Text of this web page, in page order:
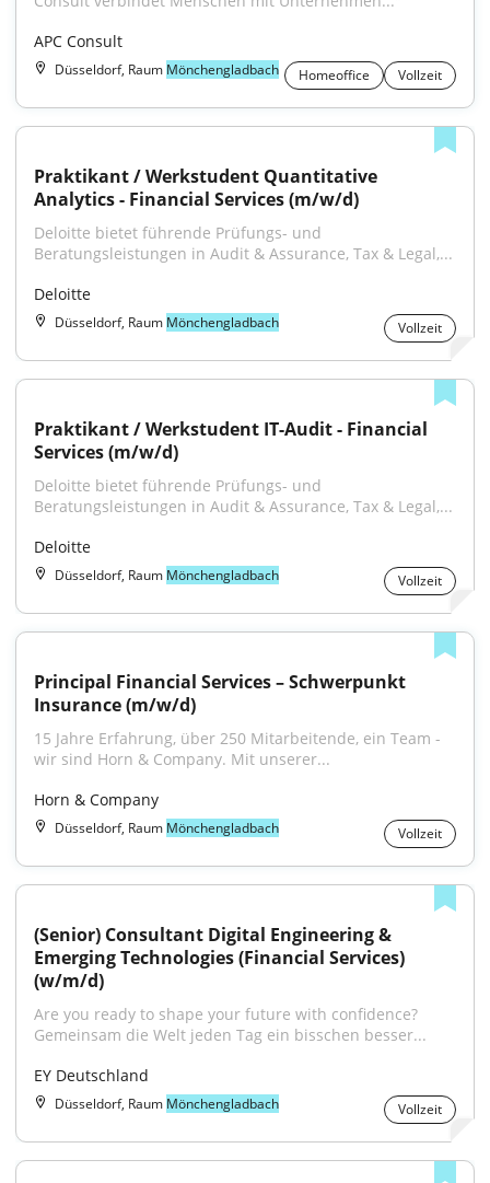
APC Consult
Düsseldorf, Raum Mönchengladbach Homeoffice Vollzeit
Praktikant / Werkstudent Quantitative
Analytics - Financial Services (m/w/d)
Deloitte bietet führende Prüfungs- und
Beratungsleistungen in Audit & Assurance, Tax & Legal,...
Deloitte
Düsseldorf, Raum Mönchengladbach Vollzeit
Praktikant / Werkstudent IT-Audit - Financial
Services (m/w/d)
Deloitte bietet führende Prüfungs- und
Beratungsleistungen in Audit & Assurance, Tax & Legal,...
Deloitte
Düsseldorf, Raum Mönchengladbach Vollzeit
Principal Financial Services – Schwerpunkt
Insurance (m/w/d)
15 Jahre Erfahrung, über 250 Mitarbeitende, ein Team -
wir sind Horn & Company. Mit unserer...
Horn & Company
Düsseldorf, Raum Mönchengladbach Vollzeit
(Senior) Consultant Digital Engineering &
Emerging Technologies (Financial Services)
(w/m/d)
Are you ready to shape your future with confidence?
Gemeinsam die Welt jeden Tag ein bisschen besser...
EY Deutschland
Düsseldorf, Raum Mönchengladbach Vollzeit